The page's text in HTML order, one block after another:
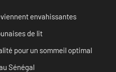
envahissantes
de lit
pour un sommeil optimal
Sénégal